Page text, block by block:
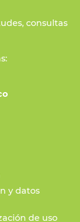
consultas
y datos
de uso